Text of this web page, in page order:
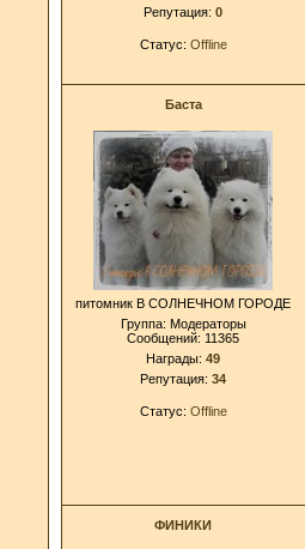
Репутация: 0
Статус: Offline
Баста
питомник В СОЛНЕЧНОМ ГОРОДЕ
Группа: Модераторы
Сообщений: 11365
Награды: 49
Репутация: 34
Статус: Offline
ФИНИКИ